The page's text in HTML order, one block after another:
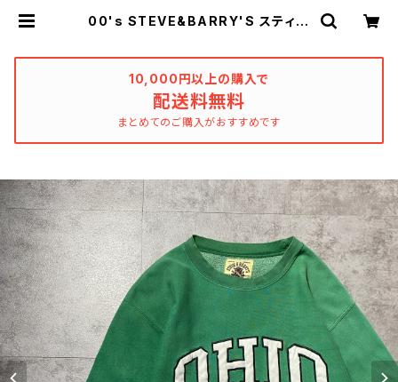
00's STEVE&BARRY'S スティー
ーブ グッドフェード&ダメージ グ
リーン スウェット トレーナー | us
ed_clothing_katharsis
10,000円以上の購入で
配送料無料
まとめてのご購入がおすすめです